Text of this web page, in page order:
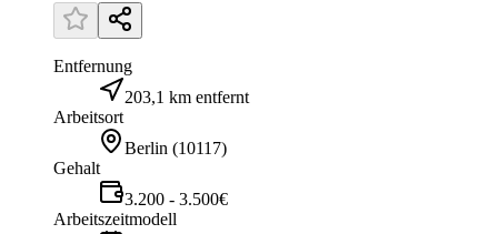
Entfernung
203,1 km entfernt
Arbeitsort
Berlin (10117)
Gehalt
3.200 - 3.500€
Arbeitszeitmodell